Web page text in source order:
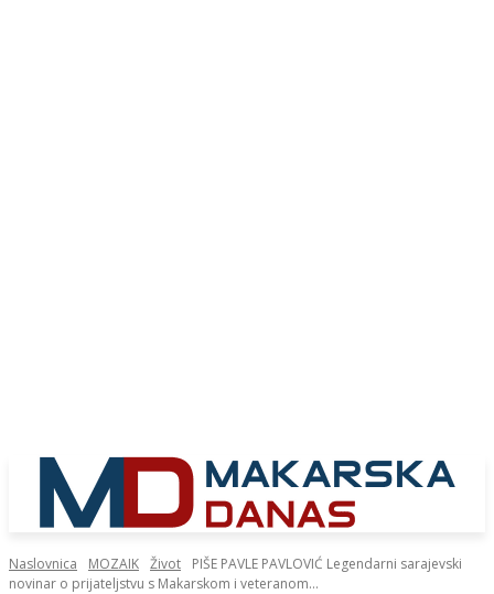
Naslovnica MOZAIK Život
PIŠE PAVLE PAVLOVIĆ Legendarni sarajevski
novinar o prijateljstvu s Makarskom i veteranom...